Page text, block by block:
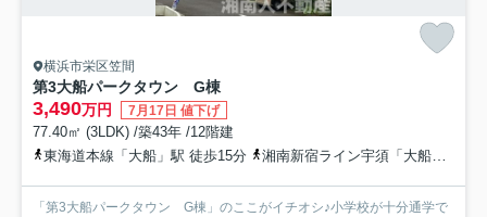
横浜市栄区笠間
第3大船パークタウン G棟
3,490万円 7月17日 値下げ
77.40㎡ (3LDK) /築43年 /12階建
東海道本線「大船」駅 徒歩15分
湘南新宿ライン宇須「大船」駅 徒歩15分
「第3大船パークタウン G棟」のここがイチオシ♪小学校が十分通学で